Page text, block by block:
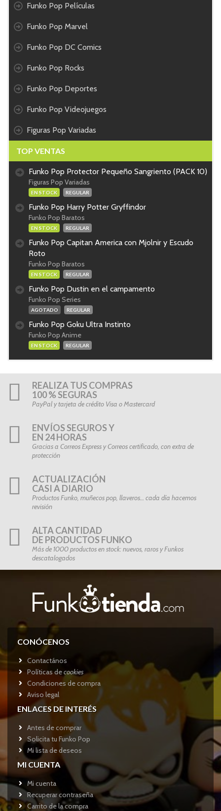
Funko Pop Películas
Funko Pop Marvel
Funko Pop DC Comics
Funko Pop Rocks
Funko Pop Deportes
Funko Pop Videojuegos
Figuras Pop Variadas
TOP VENTAS
Funko Pop Protector Pequeño Sangriento (PACK 10)
Figuras Pop Variadas
EN STOCK REGULAR
Funko Pop Harry Potter Gryffindor
Funko Pop Baratos
EN STOCK REGULAR
Funko Pop Capitan America con Mjolnir y Escudo
Roto
Funko Pop Baratos
EN STOCK REGULAR
Funko Pop Dustin en el campamento
Funko Pop Series
AGOTADO REGULAR
Funko Pop Goku Ultra Instinto
Funko Pop Anime
EN STOCK REGULAR
REALIZA TUS COMPRAS
100 % SEGURAS
PayPal y tarjeta de crédito Visa o Mastercard
ENVÍOS SEGUROS Y
EN 24 HORAS
Gracias a Correos Express y Correos certificado, con extra de
protección
ACTUALIZACIÓN
CASI A DIARIO
Productos Funko, muñecos pop, llaveros… cada día hacemos
revisión
ALTA CANTIDAD
DE PRODUCTOS FUNKO
Más de 1000 productos en stock: nuevos, raros y Funkos
descatalogados
CONÓCENOS
Contactános
Políticas decookies
Condiciones de compra
Aviso legal
ENLACES DE INTERÉS
Antes de comprar
Solicita tu Funko Pop
Mi lista de deseos
MI CUENTA
Mi cuenta
Recuperar contraseña
Carrito de la compra